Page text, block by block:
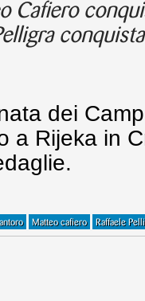
Cafiero
dei
a Rijeka in
Matteo cafiero Raffaele